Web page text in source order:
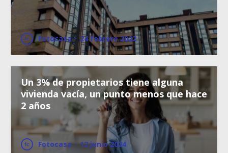
Fotocasa · 24 febrero 2022
Un 3% de propietarios tiene alguna
vivienda vacía, un punto menos que hace
2 años
Fotocasa · 12 junio 2024